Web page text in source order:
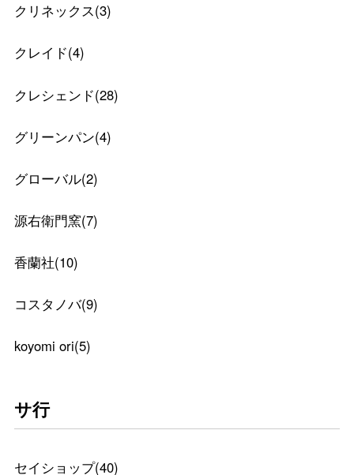
クリネックス(3)
クレイド(4)
クレシェンド(28)
グリーンパン(4)
グローバル(2)
源右衛門窯(7)
香蘭社(10)
コスタノバ(9)
koyomi ori(5)
サ行
セイショップ(40)